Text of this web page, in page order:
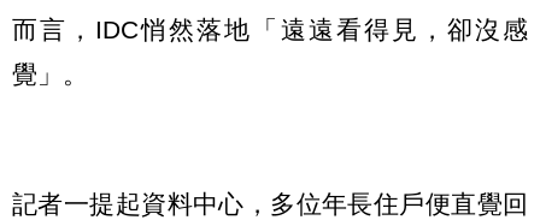
而言，IDC悄然落地「遠遠看得見，卻沒感
覺」。
記者一提起資料中心，多位年長住戶便直覺回